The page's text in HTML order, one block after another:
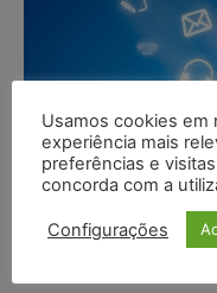
Usamos cookies em
experiência mais
preferências e
concorda com a
Configurações